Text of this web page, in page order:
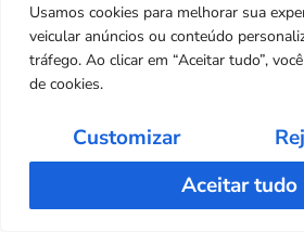
Usamos cookies para melhorar sua
veicular anúncios ou conteúdo
tráfego. Ao clicar em “Aceitar tudo”,
de cookies.
Customizar
Aceitar tudo